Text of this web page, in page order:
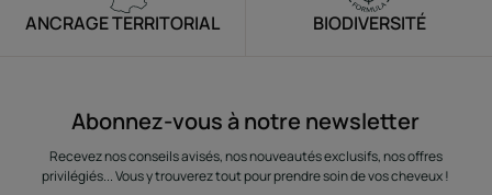
ANCRAGE TERRITORIAL BIODIVERSITÉ
Abonnez-vous à notre newsletter
Recevez nos conseils avisés, nos nouveautés exclusifs, nos offres
privilégiés... Vous y trouverez tout pour prendre soin de vos cheveux !